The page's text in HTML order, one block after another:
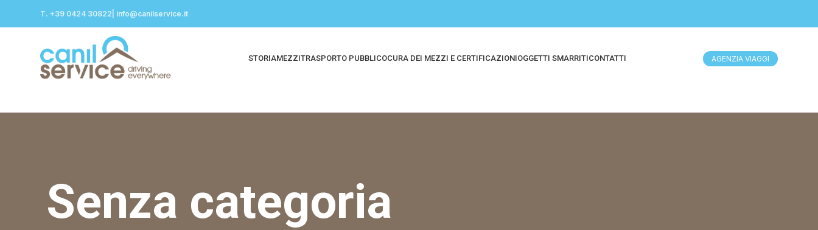
T. +39 0424 30822| info@canilservice.it
STORIAMEZZITRASPORTO PUBBLICOCURA DEI MEZZI E CERTIFICAZIONIOGGETTI SMARRITICONTATTI AGENZIA VIAGGI
Senza categoria